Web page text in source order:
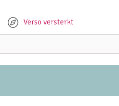
Verso versterkt